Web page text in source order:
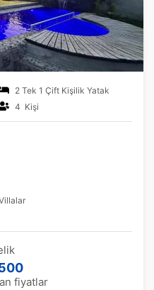
2 Tek 1 Çift Kişilik Yatak
4 Kişi
fiyatlar